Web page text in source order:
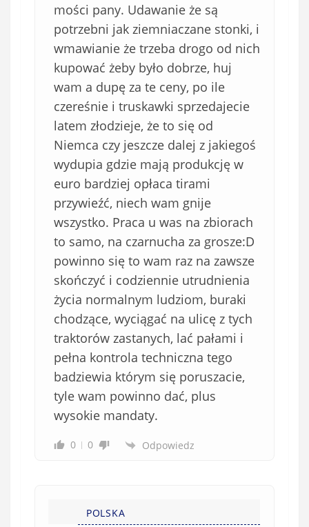
mości pany. Udawanie że są
potrzebni jak ziemniaczane stonki, i
wmawianie że trzeba drogo od nich
kupować żeby było dobrze, huj
wam a dupę za te ceny, po ile
czereśnie i truskawki sprzedajecie
latem złodzieje, że to się od
Niemca czy jeszcze dalej z jakiegoś
wydupia gdzie mają produkcję w
euro bardziej opłaca tirami
przywieźć, niech wam gnije
wszystko. Praca u was na zbiorach
to samo, na czarnucha za grosze:D
powinno się to wam raz na zawsze
skończyć i codziennie utrudnienia
życia normalnym ludziom, buraki
chodzące, wyciągać na ulicę z tych
traktorów zastanych, lać pałami i
pełna kontrola techniczna tego
badziewia którym się poruszacie,
tyle wam powinno dać, plus
wysokie mandaty.
0 0 Odpowiedz
POLSKA